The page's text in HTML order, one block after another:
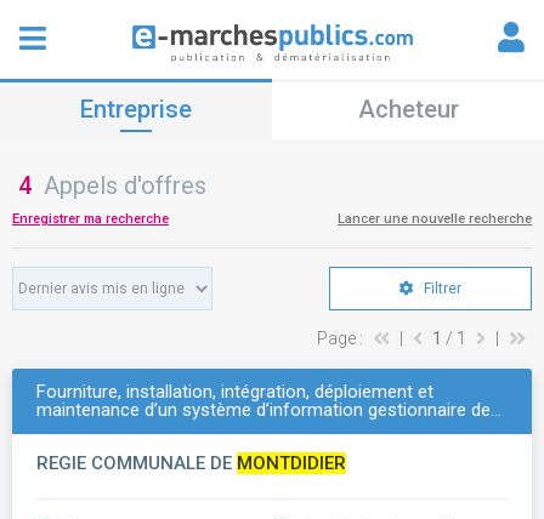
Entreprise Acheteur
4 Appels d'offres
Enregistrer ma recherche Lancer une nouvelle recherche
Filtrer
Page : 1 / 1
Fourniture, installation, intégration, déploiement et
maintenance d’un système d’information gestionnaire de…
REGIE COMMUNALE DE MONTDIDIER